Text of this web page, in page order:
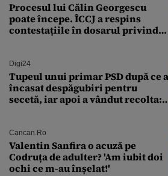
Procesul lui Călin Georgescu
poate începe. ÎCCJ a respins
contestațiile în dosarul privind
Digi24
Tupeul unui primar PSD după ce a
încasat despăgubiri pentru
secetă, iar apoi a vândut recolta:
Cancan.ro
Valentin Sanfira o acuză pe
Codruța de adulter? 'Am iubit doi
ochi ce m-au înșelat!'